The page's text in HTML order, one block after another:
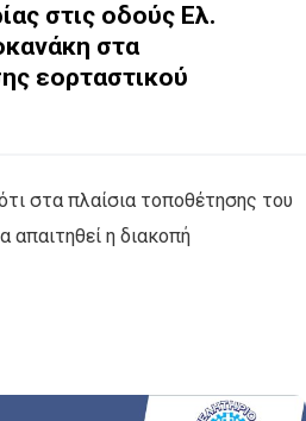
στις οδούς Ελ.
στα
εορταστικού
στα πλαίσια τοποθέτησης του
απαιτηθεί η διακοπή